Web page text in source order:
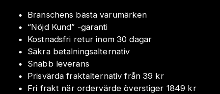
Branschens bästa varumärken
“Nöjd Kund” -garanti
Kostnadsfri retur inom 30 dagar
Säkra betalningsalternativ
Snabb leverans
Prisvärda fraktalternativ från 39 kr
Fri frakt när ordervärde överstiger 1849 kr